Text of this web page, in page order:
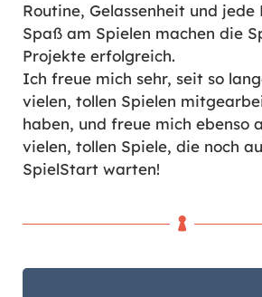
Routine, Gelassenheit und jede
Spaß am Spielen machen die
Projekte erfolgreich.
Ich freue mich sehr, seit so
vielen, tollen Spielen
haben, und freue mich ebenso
vielen, tollen Spiele, die noch
SpielStart warten!